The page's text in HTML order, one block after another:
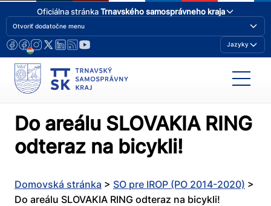
Oficiálna stránkaTrnavského samosprávneho kraja
Otvoriť dodatočne menu
Jazyky
Do areálu SLOVAKIA RING
odteraz na bicykli!
Domovská stránka > SO pre IROP (PO 2014-2020) >
Do areálu SLOVAKIA RING odteraz na bicykli!